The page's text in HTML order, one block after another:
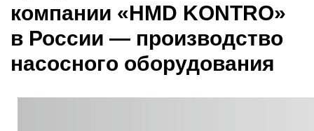
компании «HMD KONTRO»
в России — производство
насосного оборудования